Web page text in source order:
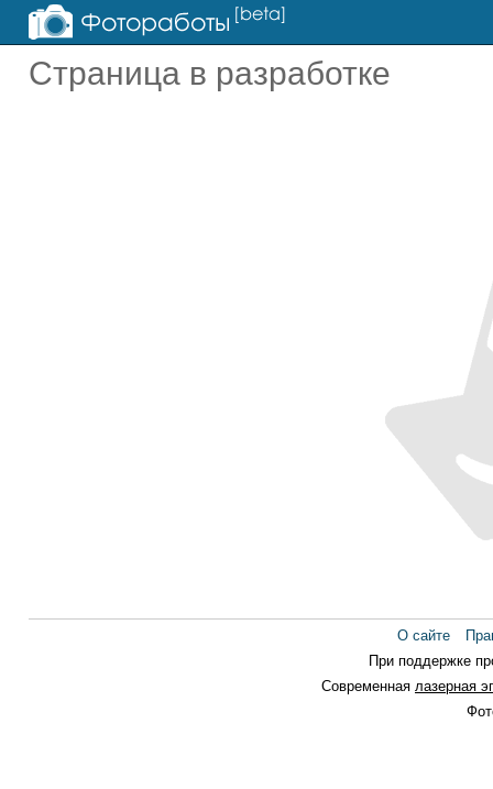
Страница в разработке
О сайте
При поддержке
Современная лазерная